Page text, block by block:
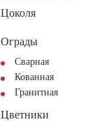
Цоколя
Ограды
Сварная
Кованная
Гранитная
Цветники